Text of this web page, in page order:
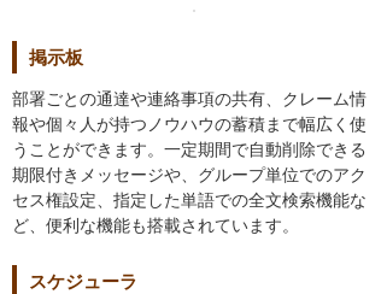
掲示板
部署ごとの通達や連絡事項の共有、クレーム情
報や個々人が持つノウハウの蓄積まで幅広く使
うことができます。一定期間で自動削除できる
期限付きメッセージや、グループ単位でのアク
セス権設定、指定した単語での全文検索機能な
ど、便利な機能も搭載されています。
スケジューラ